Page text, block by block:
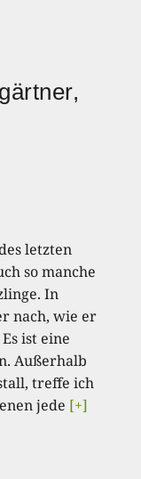
letzten
so manche
In
nach, wie er
ist eine
Außerhalb
treffe ich
jede [+]